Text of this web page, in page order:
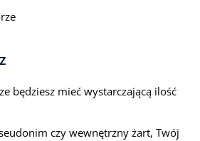
będziesz mieć wystarczającą ilość
czy wewnętrzny żart, Twój